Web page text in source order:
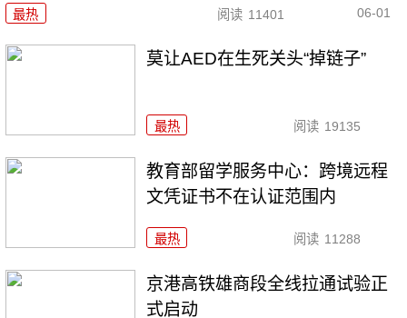
最热 阅读 11401 06-01
莫让AED在生死关头“掉链子”
最热 阅读 19135
教育部留学服务中心：跨境远程
文凭证书不在认证范围内
最热 阅读 11288
京港高铁雄商段全线拉通试验正
式启动